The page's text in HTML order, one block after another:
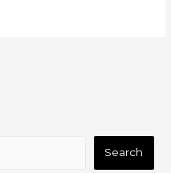
Search